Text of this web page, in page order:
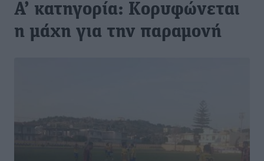
Α’ κατηγορία: Κορυφώνεται
η μάχη για την παραμονή